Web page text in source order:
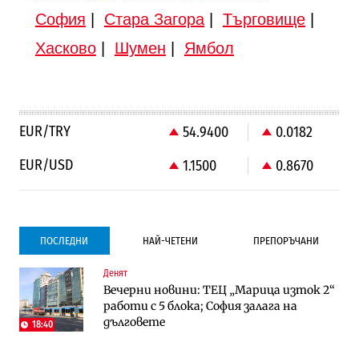
София
Стара Загора| Търговище|
Хасково| Шумен Ямбол
EUR/TRY 54.9400
0.0182
EUR/USD
1.1500 0.8670
ПОСЛЕДНИ НАЙ-ЧЕТЕНИ ПРЕПОРЪЧАНИ
18:40
Денят
Вечерни новини: ТЕЦ „Марица изток 2“
работи с 5 блока; София залага на
дълговете
Градоустройство
Столична община избра изпълнител за
преместването на трамвайното
трасе по бул. „Скобелев“
Компании
Vivacom предлага над 150 устройства с
90% отстъпка през август